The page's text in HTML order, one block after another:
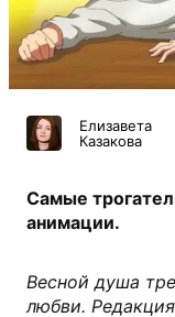
Елизавета
Казакова
Самые
анимации.
Весной душа
любви.